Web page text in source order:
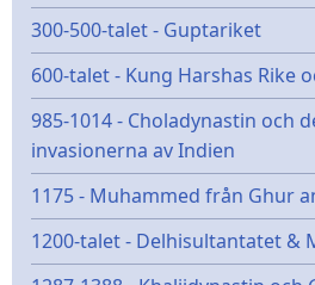
300-500-talet - Guptariket
600-talet - Kung Harshas Rike
985-1014 - Choladynastin och
invasionerna av Indien
1175 - Muhammed från Ghur
1200-talet - Delhisultantatet &